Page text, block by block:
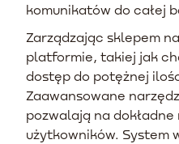
komunikatów do całej
Zarządzając sklepem
platformie, takiej jak
dostęp do potężnej
Zaawansowane
pozwalają na
użytkowników. System